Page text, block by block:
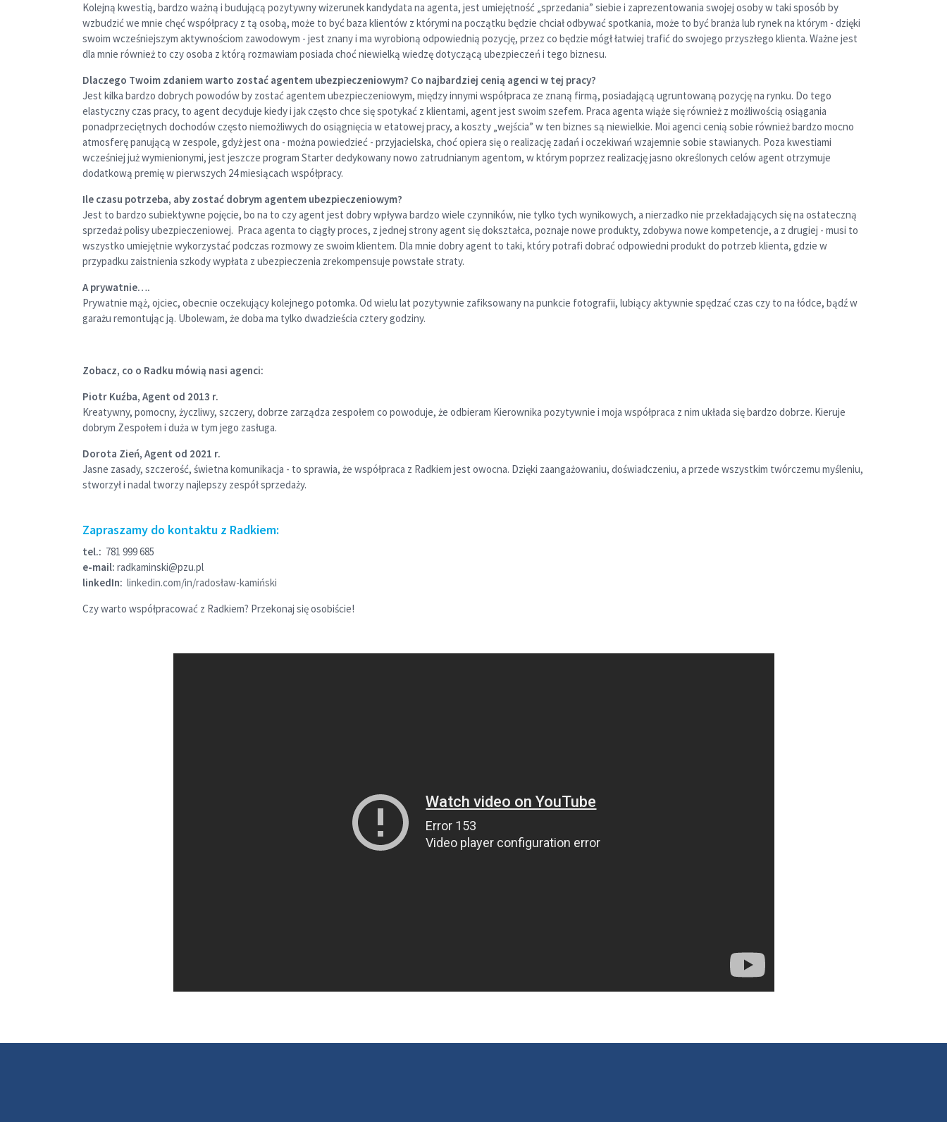
Kolejną kwestią, bardzo ważną i budującą pozytywny wizerunek kandydata na agenta, jest umiejętność „sprzedania” siebie i zaprezentowania swojej osoby w taki sposób by
wzbudzić we mnie chęć współpracy z tą osobą, może to być baza klientów z którymi na początku będzie chciał odbywać spotkania, może to być branża lub rynek na którym - dzięki
swoim wcześniejszym aktywnościom zawodowym - jest znany i ma wyrobioną odpowiednią pozycję, przez co będzie mógł łatwiej trafić do swojego przyszłego klienta. Ważne jest
dla mnie również to czy osoba z którą rozmawiam posiada choć niewielką wiedzę dotyczącą ubezpieczeń i tego biznesu.
Dlaczego Twoim zdaniem warto zostać agentem ubezpieczeniowym? Co najbardziej cenią agenci w tej pracy?
Jest kilka bardzo dobrych powodów by zostać agentem ubezpieczeniowym, między innymi współpraca ze znaną firmą, posiadającą ugruntowaną pozycję na rynku. Do tego
elastyczny czas pracy, to agent decyduje kiedy i jak często chce się spotykać z klientami, agent jest swoim szefem. Praca agenta wiąże się również z możliwością osiągania
ponadprzeciętnych dochodów często niemożliwych do osiągnięcia w etatowej pracy, a koszty „wejścia” w ten biznes są niewielkie. Moi agenci cenią sobie również bardzo mocno
atmosferę panującą w zespole, gdyż jest ona - można powiedzieć - przyjacielska, choć opiera się o realizację zadań i oczekiwań wzajemnie sobie stawianych. Poza kwestiami
wcześniej już wymienionymi, jest jeszcze program Starter dedykowany nowo zatrudnianym agentom, w którym poprzez realizację jasno określonych celów agent otrzymuje
dodatkową premię w pierwszych 24 miesiącach współpracy.
Ile czasu potrzeba, aby zostać dobrym agentem ubezpieczeniowym?
Jest to bardzo subiektywne pojęcie, bo na to czy agent jest dobry wpływa bardzo wiele czynników, nie tylko tych wynikowych, a nierzadko nie przekładających się na ostateczną
sprzedaż polisy ubezpieczeniowej. Praca agenta to ciągły proces, z jednej strony agent się dokształca, poznaje nowe produkty, zdobywa nowe kompetencje, a z drugiej - musi to
wszystko umiejętnie wykorzystać podczas rozmowy ze swoim klientem. Dla mnie dobry agent to taki, który potrafi dobrać odpowiedni produkt do potrzeb klienta, gdzie w
przypadku zaistnienia szkody wypłata z ubezpieczenia zrekompensuje powstałe straty.
A prywatnie….
Prywatnie mąż, ojciec, obecnie oczekujący kolejnego potomka. Od wielu lat pozytywnie zafiksowany na punkcie fotografii, lubiący aktywnie spędzać czas czy to na łódce, bądź w
garażu remontując ją. Ubolewam, że doba ma tylko dwadzieścia cztery godziny.
Zobacz, co o Radku mówią nasi agenci:
Piotr Kuźba, Agent od 2013 r.
Kreatywny, pomocny, życzliwy, szczery, dobrze zarządza zespołem co powoduje, że odbieram Kierownika pozytywnie i moja współpraca z nim układa się bardzo dobrze. Kieruje
dobrym Zespołem i duża w tym jego zasługa.
Dorota Zień, Agent od 2021 r.
Jasne zasady, szczerość, świetna komunikacja - to sprawia, że współpraca z Radkiem jest owocna. Dzięki zaangażowaniu, doświadczeniu, a przede wszystkim twórczemu myśleniu,
stworzył i nadal tworzy najlepszy zespół sprzedaży.
Zapraszamy do kontaktu z Radkiem:
tel.: 781 999 685
e-mail: radkaminski@pzu.pl
linkedIn: linkedin.com/in/radosław-kamiński
Czy warto współpracować z Radkiem? Przekonaj się osobiście!